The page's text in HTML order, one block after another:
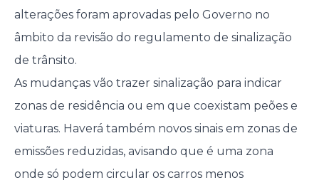
alterações foram aprovadas pelo Governo no
âmbito da revisão do regulamento de sinalização
de trânsito.
As mudanças vão trazer sinalização para indicar
zonas de residência ou em que coexistam peões e
viaturas. Haverá também novos sinais em zonas de
emissões reduzidas, avisando que é uma zona
onde só podem circular os carros menos